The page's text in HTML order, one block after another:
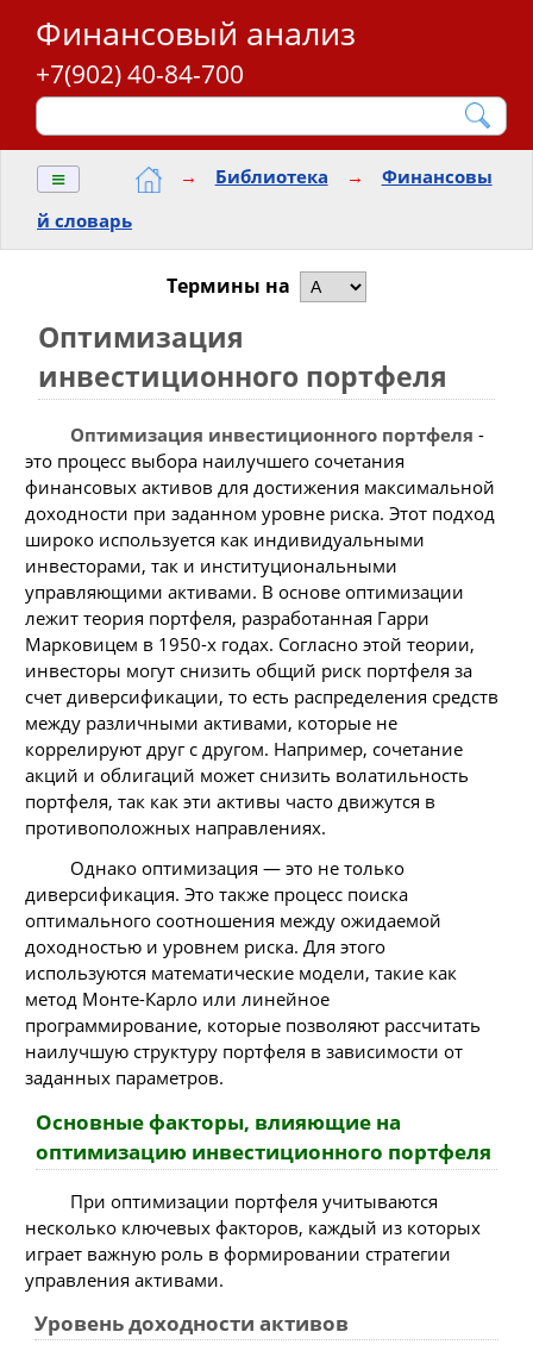
Финансовый анализ
+7(902) 40-84-700
≡ → Библиотека →
Финансовы
й словарь
Термины на
Оптимизация
инвестиционного портфеля
Оптимизация инвестиционного портфеля -
это процесс выбора наилучшего сочетания
финансовых активов для достижения максимальной
доходности при заданном уровне риска. Этот подход
широко используется как индивидуальными
инвесторами, так и институциональными
управляющими активами. В основе оптимизации
лежит теория портфеля, разработанная Гарри
Марковицем в 1950-х годах. Согласно этой теории,
инвесторы могут снизить общий риск портфеля за
счет диверсификации, то есть распределения средств
между различными активами, которые не
коррелируют друг с другом. Например, сочетание
акций и облигаций может снизить волатильность
портфеля, так как эти активы часто движутся в
противоположных направлениях.
Однако оптимизация — это не только
диверсификация. Это также процесс поиска
оптимального соотношения между ожидаемой
доходностью и уровнем риска. Для этого
используются математические модели, такие как
метод Монте-Карло или линейное
программирование, которые позволяют рассчитать
наилучшую структуру портфеля в зависимости от
заданных параметров.
Основные факторы, влияющие на
оптимизацию инвестиционного портфеля
При оптимизации портфеля учитываются
несколько ключевых факторов, каждый из которых
играет важную роль в формировании стратегии
управления активами.
Уровень доходности активов